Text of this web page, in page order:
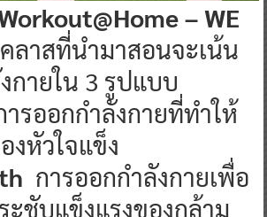
– WE
คลาสที่นำมาสอนจะเน้น
กายใน 3 รูปแบบ
ารออกกำลังกายที่ทำให้
งหัวใจแข็ง
การออกกำลังกายเพื่อ
ะชับแข็งแรงของกล้าม